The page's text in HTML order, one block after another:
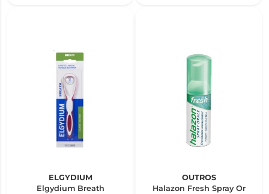
ELGYDIUM
Elgydium Breath
OUTROS
Halazon Fresh Spray Or